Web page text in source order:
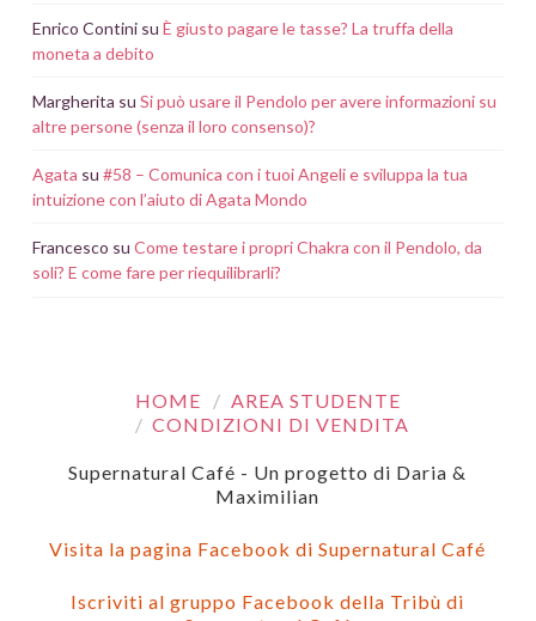
Enrico Continisu È giusto pagare le tasse? La truffa della
moneta a debito
Margherita su Si può usare il Pendolo per avere informazioni su
altre persone (senza il loro consenso)?
Agata su #58 – Comunica con i tuoi Angeli e sviluppa la tua
intuizione con l’aiuto di Agata Mondo
Francesco su Come testare i propri Chakra con il Pendolo, da
soli? E come fare per riequilibrarli?
HOME
AREA STUDENTE
CONDIZIONI DI VENDITA
Supernatural Café - Un progetto di Daria &
Maximilian
Visita la pagina Facebook di Supernatural Café
Iscriviti al gruppo Facebook della Tribù di